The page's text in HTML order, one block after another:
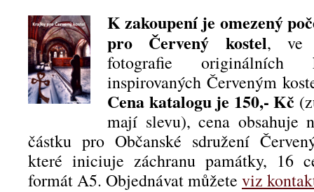
K zakoupení je omezený
pro Červený kostel, ve
fotografie originálních
inspirovaných Červeným
Cena katalogu je 150,- Kč
mají slevu), cena
částku pro Občanské sdružení
které iniciuje záchranu památky, 16
formát A5. Objednávat můžete viz